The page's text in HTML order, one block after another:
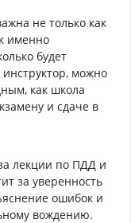
не только как
именно
будет
инструктор, можно
как школа
и сдаче в
лекции по ПДД и
за уверенность
ошибок и
вождению.